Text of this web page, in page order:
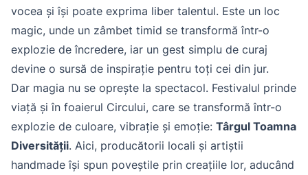
vocea și își poate exprima liber talentul. Este un loc
magic, unde un zâmbet timid se transformă într-o
explozie de încredere, iar un gest simplu de curaj
devine o sursă de inspirație pentru toți cei din jur.
Dar magia nu se oprește la spectacol. Festivalul prinde
viață și în foaierul Circului, care se transformă într-o
explozie de culoare, vibrație și emoție: Târgul Toamna
Diversității. Aici, producătorii locali și artiștii
handmade își spun poveștile prin creațiile lor, aducând